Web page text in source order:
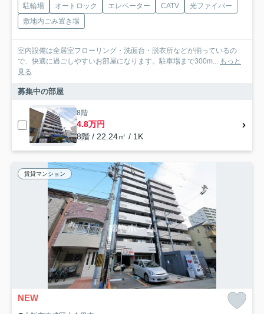
駐輪場 オートロック エレベーター CATV
光ファイバー
敷地内ごみ置き場
室内設備は全居室フローリング・洗面台・脱衣所などが揃っているの
で、快適に過ごしやすいお部屋になります。駐車場まで300m... もっと
見る
募集中の部屋
8階
4.8万円
8階 / 22.24㎡ / 1K
賃貸マンション
NEW